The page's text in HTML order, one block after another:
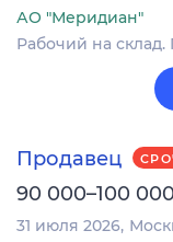
АО "Меридиан"
Рабочий на склад.
Продавец
90 000–100
31 июля 2026